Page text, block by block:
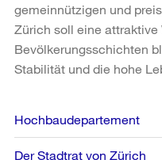
gemeinnützigen und
Zürich soll eine attraktive
Bevölkerungsschichten
Stabilität und die hohe
Weitere
Informationen
Hochbaudepartement
Der Stadtrat von Zürich